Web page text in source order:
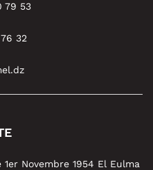
79 53
32
Novembre 1954 El Eulma